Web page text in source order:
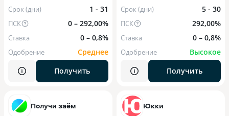
Срок (дни) 1 - 31
ПСК 0 – 292,00%
Ставка 0 – 0,8%
Одобрение
Среднее
Получить
Срок (дни) 5 - 30
ПСК 292,00%
Ставка 0 – 0,8%
Одобрение
Высокое
Получить
Получи заём Юкки